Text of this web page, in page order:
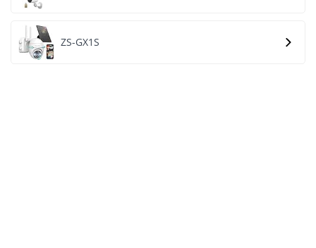
ZS-GX1S